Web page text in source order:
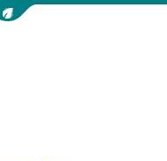
la barre de